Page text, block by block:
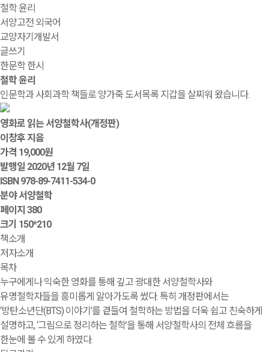
철학 윤리
서양고전 외국어
교양자기개발서
글쓰기
한문학 한시
철학 윤리
인문학과 사회과학 책들로 양가죽 도서목록 지갑을 살찌워 왔습니다.
영화로 읽는 서양철학사(개정판)
이창후 지음
가격 19,000원
발행일 2020년 12월 7일
ISBN978-89-7411-534-0
분야서양철학
페이지 380
크기 150*210
책소개
저자소개
목차
누구에게나 익숙한 영화를 통해 깊고 광대한 서양철학사와
유명철학자들을 흥미롭게 알아가도록 썼다. 특히 개정판에서는
‘방탄소년단(BTS) 이야기’를 곁들여 철학하는 방법을 더욱 쉽고 친숙하게
설명하고, ‘그림으로 정리하는 철학’을 통해 서양철학사의 전체 흐름을
한눈에 볼 수 있게 하였다.